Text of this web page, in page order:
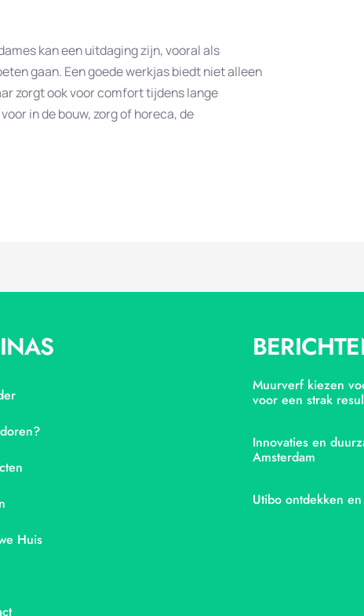
kan een uitdaging zijn, vooral als
gaan. Een goede werkjas biedt niet alleen
zorgt ook voor comfort tijdens lange
in de bouw, zorg of horeca, de
Huis
Muurverf kiezen
voor een strak
Innovaties en
Amsterdam
Utibo ontdekken